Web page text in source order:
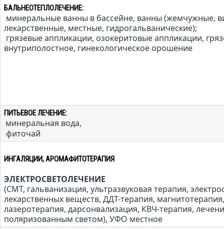
БАЛЬНЕОТЕПЛОЛЕЧЕНИЕ:
минеральные ванны в бассейне, ванны (жемчужные,
лекарственные, местные, гидрогальванические);
грязевые аппликации, озокеритовые аппликации,
внутриполостное, гинекологическое орошение
ПИТЬЕВОЕ ЛЕЧЕНИЕ:
минеральная вода,
фиточай
ИНГАЛЯЦИИ, АРОМАФИТОТЕРАПИЯ
ЭЛЕКТРОСВЕТОЛЕЧЕНИЕ
(СМТ, гальванизация, ультразвуковая терапия,
лекарственных веществ, ДДТ-терапия, магнитотерапия,
лазеротерапия, дарсонвализация, КВЧ-терапия,
поляризованным светом), УФО местное